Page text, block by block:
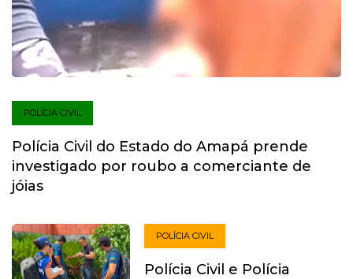
POLÍCIA CIVIL
Polícia Civil do Estado do Amapá prende
investigado por roubo a comerciante de
jóias
POLÍCIA CIVIL
Polícia Civil e Polícia